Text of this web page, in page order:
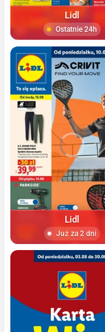
Lidl
Ostatnie 24h
Lidl
Już za 2 dni